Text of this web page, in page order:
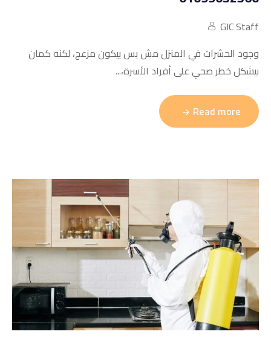
GIC Staff
وجود الحشرات في المنزل مش بس بيكون مزعج، لكنه كمان
بيشكل خطر صحي على أفراد الأسرة،...
Read more